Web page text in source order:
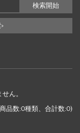
ん。
品数:0種類、合計数:0)